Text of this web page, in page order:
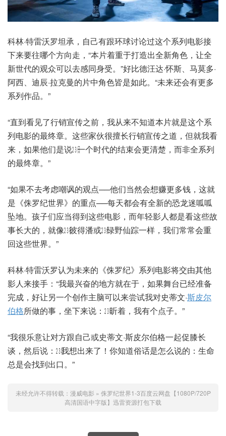
科林·特雷沃罗坦承，自己有跟环球讨论过这个系列电影接
下来要往哪个方向走，“本片着重于打造出全新角色，让全
新世代的观众可以去感同身受。”好比德汪达·怀斯、马莫多·
阿西、迪辰·拉克曼的片中角色皆是如此。“未来还会有更多
系列作品。”
“直到看见了行销宣传之前，我从来不知道本片就是这个系
列电影的最终章。这些家伙很擅长行销宣传之道，但就我看
来，如果他们是说㏶一个时代的结束会更清楚，而非全系列
的最终章。”
“如果不去考虑嘲讽的观点──他们当然会想赚更多钱，这就
是《侏罗纪世界》的重点──每天都会有全新的恐龙迷呱呱
坠地。孩子们应当得到这些电影，而年轻影人都是看这些故
事长大的，就像㏶彼得潘或㏶绿野仙踪一样，我们常常会重
回这些世界。”
科林·特雷沃罗认为未来的《侏罗纪》系列电影将交由其他
影人来接手：“我最兴奋的地方就在于，如果舞台已经准备
完成，好让另一个创作主脑可以来尝试我对史蒂文·斯皮尔
伯格所做的事，坐下来说：㏶听着，我有个点子。”
“我很乐意让对方跟自己或史蒂文·斯皮尔伯格一起促膝长
谈，然后说：㏶我想出来了！你知道俗话是怎么说的：生命
总是会找到出口。”
未经允许不得转载： 漫威电影 » 侏罗纪世界1-3百度云网盘【1080P/720P
高清国语中字版】迅雷资源打包下载